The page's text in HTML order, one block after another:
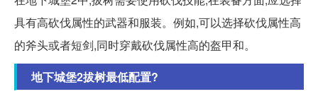
具有高砍伐属性的武器和服装。例如,可以选择砍伐属性高
的斧头或者短剑,同时穿戴砍伐属性高的盔甲和。
地下城堡2拔树最低配置?